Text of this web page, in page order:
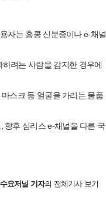
자는 홍콩 신분증이나 e-채널
려는 사람을 감지한 경우에
스크 등 얼굴을 가리는 물품
향후 심리스 e-채널을 다른 국
요저널 기자의 전체기사 보기